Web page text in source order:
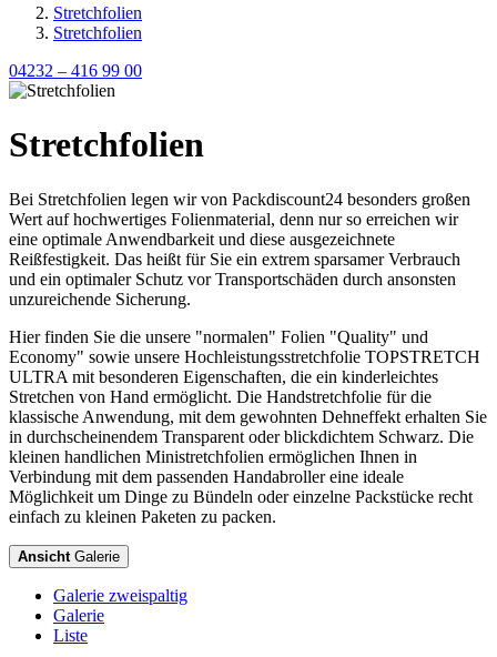
Stretchfolien
Stretchfolien
04232 – 416 99 00
Stretchfolien
Bei Stretchfolien legen wir von Packdiscount24 besonders großen
Wert auf hochwertiges Folienmaterial, denn nur so erreichen wir
eine optimale Anwendbarkeit und diese ausgezeichnete
Reißfestigkeit. Das heißt für Sie ein extrem sparsamer Verbrauch
und ein optimaler Schutz vor Transportschäden durch ansonsten
unzureichende Sicherung.
Hier finden Sie die unsere "normalen" Folien "Quality" und
Economy" sowie unsere Hochleistungsstretchfolie TOPSTRETCH
ULTRA mit besonderen Eigenschaften, die ein kinderleichtes
Stretchen von Hand ermöglicht. Die Handstretchfolie für die
klassische Anwendung, mit dem gewohnten Dehneffekt erhalten Sie
in durchscheinendem Transparent oder blickdichtem Schwarz. Die
kleinen handlichen Ministretchfolien ermöglichen Ihnen in
Verbindung mit dem passenden Handabroller eine ideale
Möglichkeit um Dinge zu Bündeln oder einzelne Packstücke recht
einfach zu kleinen Paketen zu packen.
Ansicht Galerie
Galerie zweispaltig
Galerie
Liste